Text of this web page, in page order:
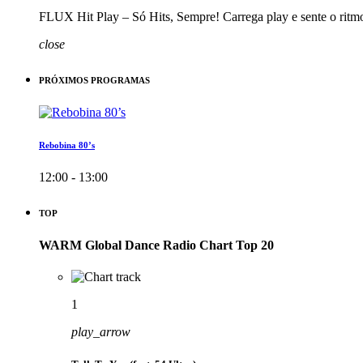
FLUX Hit Play – Só Hits, Sempre! Carrega play e sente o
close
PRÓXIMOS PROGRAMAS
Rebobina 80’s
12:00 - 13:00
TOP
WARM Global Dance Radio Chart Top 20
1
play_arrow